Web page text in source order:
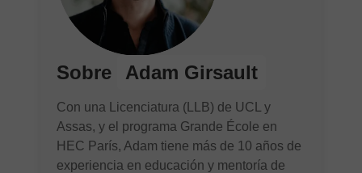
Sobre Adam Girsault
Con una Licenciatura (LLB) de UCL y
Assas, y el programa Grande École en
HEC París, Adam tiene más de 10 años de
experiencia en educación y mentoría de